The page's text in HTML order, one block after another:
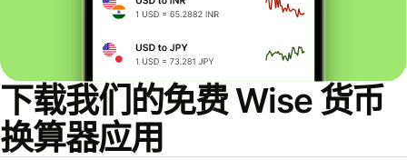
下载我们的免费 Wise 货币
换算器应用